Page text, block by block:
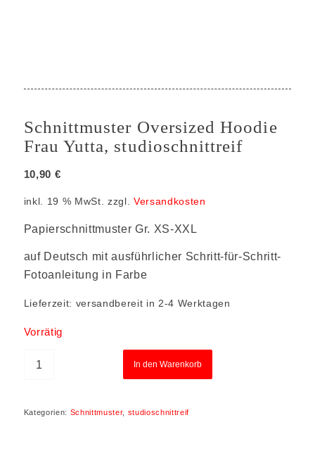
Schnittmuster Oversized Hoodie
Frau Yutta, studioschnittreif
10,90 €
inkl. 19 % MwSt. zzgl. Versandkosten
Papierschnittmuster Gr. XS-XXL
auf Deutsch mit ausführlicher Schritt-für-Schritt-
Fotoanleitung in Farbe
Lieferzeit: versandbereit in 2-4 Werktagen
Vorrätig
In den Warenkorb
Kategorien: Schnittmuster, studioschnittreif